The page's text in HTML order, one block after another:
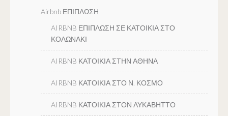
Airbnb ΕΠΙΠΛΩΣΗ
AIRBNB ΕΠΙΠΛΩΣΗ ΣΕ ΚΑΤΟΙΚΙΑ ΣΤΟ
ΚΟΛΩΝΑΚΙ
AIRBNB ΚΑΤΟΙΚΙΑ ΣΤΗΝ ΑΘΗΝΑ
AIRBNB ΚΑΤΟΙΚΙΑ ΣΤΟ Ν. ΚΟΣΜΟ
AIRBNB ΚΑΤΟΙΚΙΑ ΣΤΟΝ ΛΥΚΑΒΗΤΤΟ